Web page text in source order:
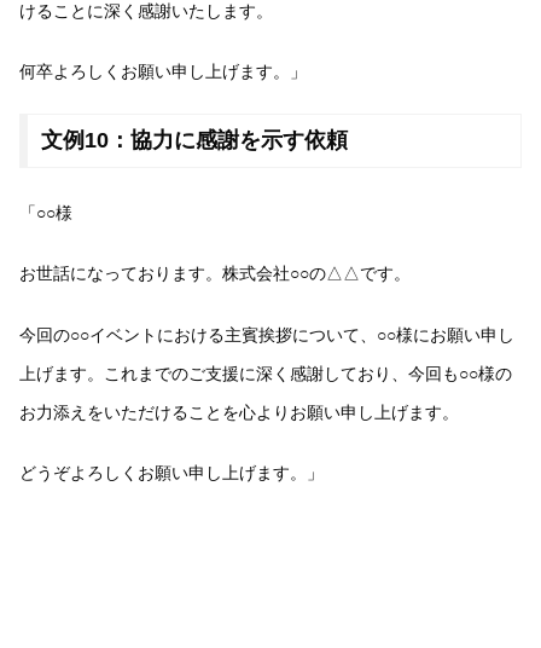
けることに深く感謝いたします。
何卒よろしくお願い申し上げます。」
文例10：協力に感謝を示す依頼
「○○様
お世話になっております。株式会社○○の△△です。
今回の○○イベントにおける主賓挨拶について、○○様にお願い申し
上げます。これまでのご支援に深く感謝しており、今回も○○様の
お力添えをいただけることを心よりお願い申し上げます。
どうぞよろしくお願い申し上げます。」